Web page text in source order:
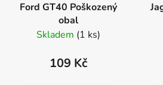
Ford GT40 Poškozený
obal
Skladem (1 ks)
109 Kč